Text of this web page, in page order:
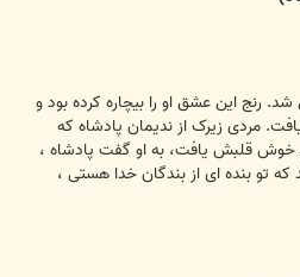
رنج این عشق او را بیچاره کرده بود و
مردی زیرک از ندیمان پادشاه که
خوش قلبش یافت، به او گفت پادشاه ،
بنده ای از بندگان خدا هستی ،